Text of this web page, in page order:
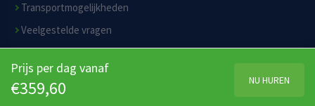
Prijs per dag vanaf
€359,60 NU HUREN
Transportmogelijkheden
Veelgestelde vragen
Privacyverklaring
Disclaimer